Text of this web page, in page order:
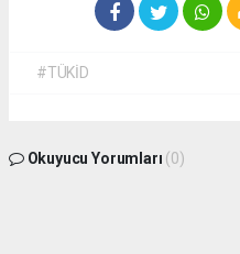
#TÜKİD
Okuyucu Yorumları (0)